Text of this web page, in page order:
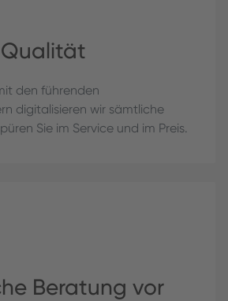
den führenden
digitalisieren wir sämtliche
Sie im Service und im Preis.
Beratung vor